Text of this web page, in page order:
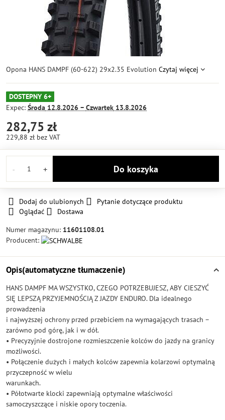
Opona HANS DAMPF (60-622) 29x2.35 Evolution Czytaj więcej
DOSTEPNY 6+
Expec: Środa 12.8.2026 − Czwartek 13.8.2026
282,75 zł
229,88 zł bez VAT
Do koszyka
Dodaj do ulubionych
Pytanie dotyczące produktu
Oglądać
Dostawa
Numer magazynu: 11601108.01
Producent:
Opis(automatyczne tłumaczenie)
HANS DAMPF MA WSZYSTKO, CZEGO POTRZEBUJESZ, ABY CIESZYĆ
SIĘ LEPSZĄ PRZYJEMNOŚCIĄ Z JAZDY ENDURO. Dla idealnego
prowadzenia
i najwyższej ochrony przed przebiciem na wymagających trasach –
zarówno pod górę, jak i w dół.
• Precyzyjnie dostrojone rozmieszczenie kolców do jazdy na granicy
możliwości.
• Połączenie dużych i małych kolców zapewnia kolarzowi optymalną
przyczepność w wielu
warunkach.
• Półotwarte klocki zapewniają optymalne właściwości
samoczyszczące i niskie opory toczenia.